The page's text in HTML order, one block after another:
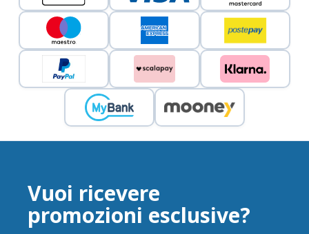
Vuoi ricevere
promozioni esclusive?